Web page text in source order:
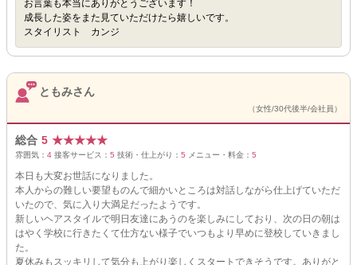
お言葉も本当にありがとうございます！
成長した姿をまた見ていただけたら嬉しいです。
スタイリスト カンジ
ともみさん
（女性/30代後半/会社員）
総合 5 ★★★★★
雰囲気： 4 接客サービス： 5 技術・仕上がり： 5 メニュー・料金： 5
本日も大変お世話になりました。
本人からの難しい要望ものんで細かいところは対話しながら仕上げていただ
いたので、気に入り大満足だったようです。
新しいヘアスタイルで明日友達にあうのを楽しみにしており、次の日の朝は
はやく学校に行きたくて仕方ない様子でいつもより早めに登校していきまし
た。
夏休みもスッキリして気分も上がり楽しくスタートできそうです。ありがと